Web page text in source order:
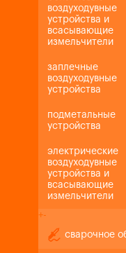
воздуходувные
устройства и
всасывающие
измельчители
заплечные
воздуходувные
устройства
подметальные
устройства
электрические
воздуходувные
устройства и
всасывающие
измельчители
+-
сварочное